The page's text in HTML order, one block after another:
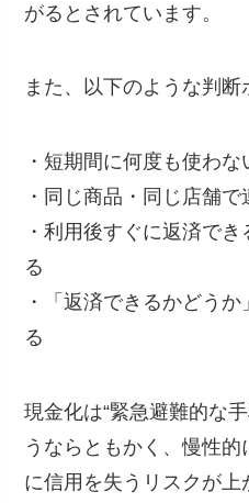
がるとされています。
また、以下のような判断
・短期間に何度も使わな
・同じ商品・同じ店舗
・利用後すぐに返済で
る
・「返済できるかどう
る
現金化は“緊急避難的な
うならともかく、慢性
に信用を失うリスクが上